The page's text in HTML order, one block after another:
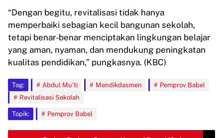
“Dengan begitu, revitalisasi tidak hanya
memperbaiki sebagian kecil bangunan sekolah,
tetapi benar-benar menciptakan lingkungan belajar
yang aman, nyaman, dan mendukung peningkatan
kualitas pendidikan,” pungkasnya. (KBC)
Tag: Abdul Mu'ti Mendikdasmen
Pemprov Babel
Revitalisasi Sekolah
Topik: Pemprov Babel